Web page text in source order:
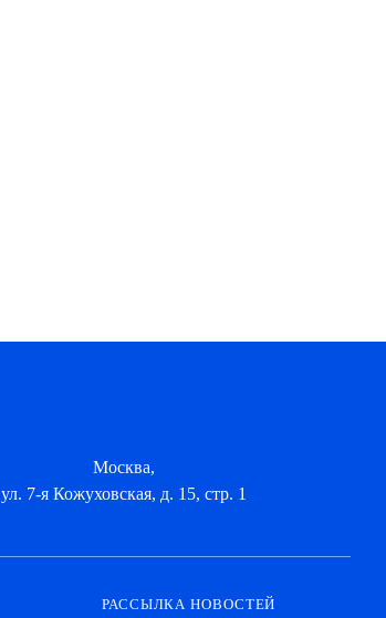
Москва,
ул. 7-я Кожуховская, д. 15, стр. 1
РАССЫЛКА НОВОСТЕЙ